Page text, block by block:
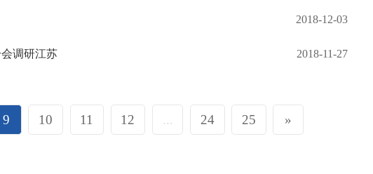
2018-12-03
调研江苏 2018-11-27
9 10 11 12 ... 24 25 »